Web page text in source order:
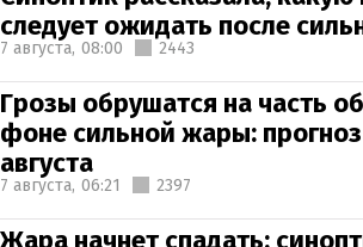
следует ожидать после
7 августа, 08:00 2443
Грозы обрушатся на часть
фоне сильной жары:
августа
7 августа, 06:21 2397
Жара начнет спадать: